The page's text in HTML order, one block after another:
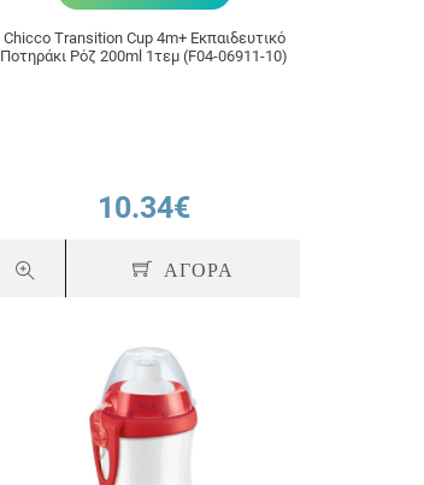
Chicco Transition Cup 4m+ Εκπαιδευτικό
Ποτηράκι Ρόζ 200ml 1τεμ (F04-06911-10)
10.34€
ΑΓΟΡΑ